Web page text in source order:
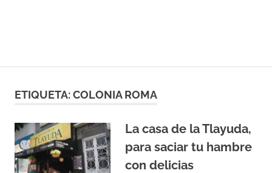
ETIQUETA:COLONIA ROMA
La casa de la Tlayuda,
para saciar tu hambre
con delicias